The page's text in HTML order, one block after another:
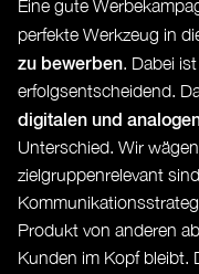
Eine gute
perfekte Werkzeug in
zu bewerben. Dabei
erfolgsentscheidend.
digitalen und
Unterschied. Wir
zielgruppenrelevant
Produkt von anderen
Kunden im Kopf bleibt.